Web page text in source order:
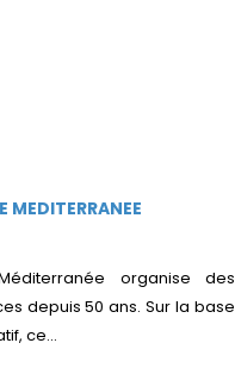
MEDITERRANEE
organise des
depuis 50 ans. Sur la base
ce...